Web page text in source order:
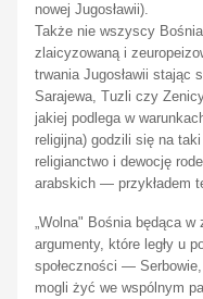
nowej Jugosławii).
Także nie wszyscy
zlaicyzowaną i
trwania Jugosławii stając
Sarajewa, Tuzli czy
jakiej podlega w
religijna) godzili się na
religianctwo i dewocję
arabskich — przykładem
„Wolna" Bośnia będąca w
argumenty, które legły u
społeczności —
mogli żyć we wspólnym